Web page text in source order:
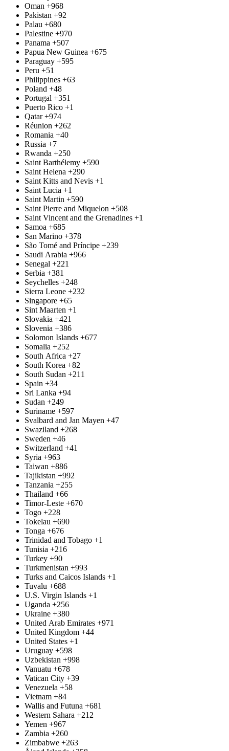
Oman +968
Pakistan +92
Palau +680
Palestine +970
Panama +507
Papua New Guinea +675
Paraguay +595
Peru +51
Philippines +63
Poland +48
Portugal +351
Puerto Rico +1
Qatar +974
Réunion +262
Romania +40
Russia +7
Rwanda +250
Saint Barthélemy +590
Saint Helena +290
Saint Kitts and Nevis +1
Saint Lucia +1
Saint Martin +590
Saint Pierre and Miquelon +508
Saint Vincent and the Grenadines +1
Samoa +685
San Marino +378
São Tomé and Príncipe +239
Saudi Arabia +966
Senegal +221
Serbia +381
Seychelles +248
Sierra Leone +232
Singapore +65
Sint Maarten +1
Slovakia +421
Slovenia +386
Solomon Islands +677
Somalia +252
South Africa +27
South Korea +82
South Sudan +211
Spain +34
Sri Lanka +94
Sudan +249
Suriname +597
Svalbard and Jan Mayen +47
Swaziland +268
Sweden +46
Switzerland +41
Syria +963
Taiwan +886
Tajikistan +992
Tanzania +255
Thailand +66
Timor-Leste +670
Togo +228
Tokelau +690
Tonga +676
Trinidad and Tobago +1
Tunisia +216
Turkey +90
Turkmenistan +993
Turks and Caicos Islands +1
Tuvalu +688
U.S. Virgin Islands +1
Uganda +256
Ukraine +380
United Arab Emirates +971
United Kingdom +44
United States +1
Uruguay +598
Uzbekistan +998
Vanuatu +678
Vatican City +39
Venezuela +58
Vietnam +84
Wallis and Futuna +681
Western Sahara +212
Yemen +967
Zambia +260
Zimbabwe +263